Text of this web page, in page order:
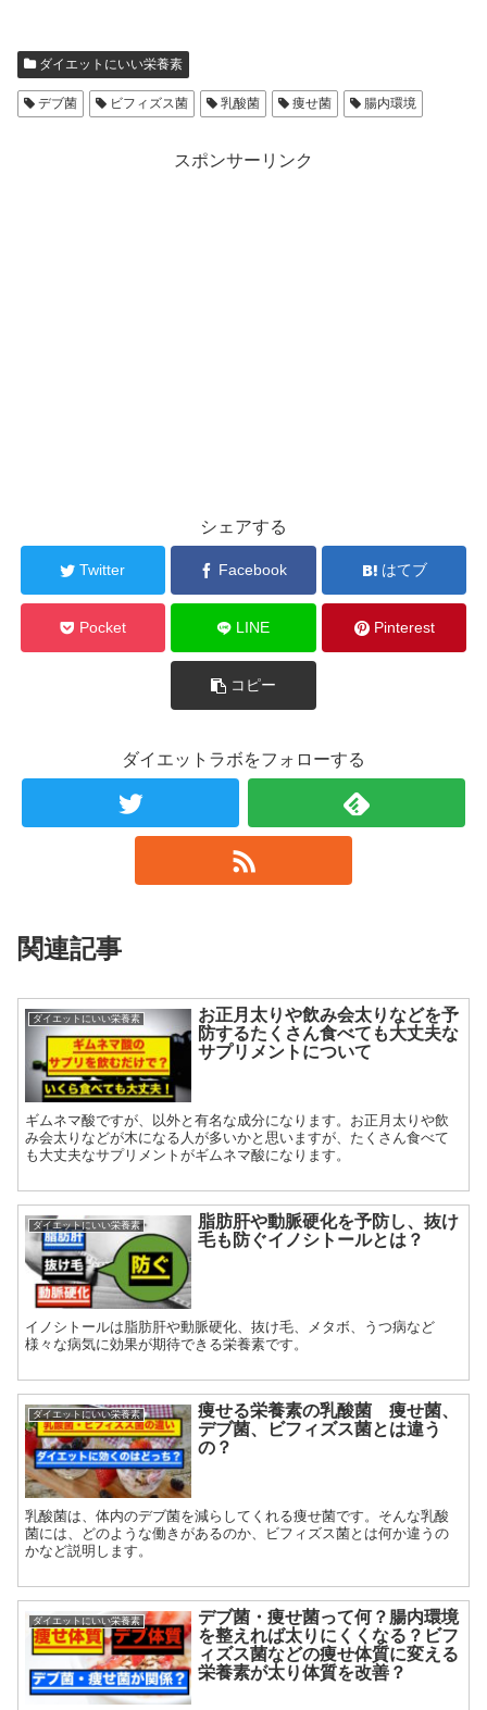
ダイエットにいい栄養素
デブ菌 ビフィズス菌 乳酸菌 痩せ菌 腸内環境
スポンサーリンク
シェアする
Twitter Facebook はてブ
Pocket LINE Pinterest
コピー
ダイエットラボをフォローする
関連記事
ダイエットにいい栄養素
お正月太りや飲み会太りなどを予
防するたくさん食べても大丈夫な
サプリメントについて
ギムネマ酸ですが、以外と有名な成分になります。お正月太りや飲
み会太りなどが木になる人が多いかと思いますが、たくさん食べて
も大丈夫なサプリメントがギムネマ酸になります。
ダイエットにいい栄養素
脂肪肝や動脈硬化を予防し、抜け
毛も防ぐイノシトールとは？
イノシトールは脂肪肝や動脈硬化、抜け毛、メタボ、うつ病など
様々な病気に効果が期待できる栄養素です。
ダイエットにいい栄養素
痩せる栄養素の乳酸菌 痩せ菌、
デブ菌、ビフィズス菌とは違う
の？
乳酸菌は、体内のデブ菌を減らしてくれる痩せ菌です。そんな乳酸
菌には、どのような働きがあるのか、ビフィズス菌とは何か違うの
かなど説明します。
ダイエットにいい栄養素
デブ菌・痩せ菌って何？腸内環境
を整えれば太りにくくなる？ビフ
ィズス菌などの痩せ体質に変える
栄養素が太り体質を改善？